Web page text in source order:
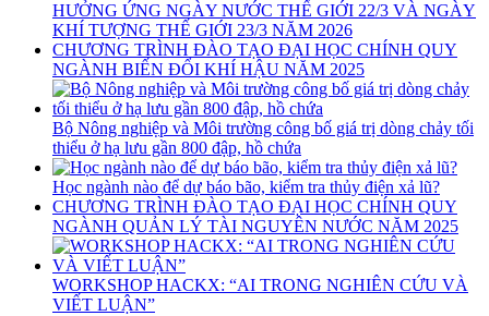
HƯỞNG ỨNG NGÀY NƯỚC THẾ GIỚI 22/3 VÀ NGÀY
KHÍ TƯỢNG THẾ GIỚI 23/3 NĂM 2026
CHƯƠNG TRÌNH ĐÀO TẠO ĐẠI HỌC CHÍNH QUY
NGÀNH BIẾN ĐỔI KHÍ HẬU NĂM 2025
Bộ Nông nghiệp và Môi trường công bố giá trị dòng chảy tối
thiểu ở hạ lưu gần 800 đập, hồ chứa
Học ngành nào để dự báo bão, kiểm tra thủy điện xả lũ?
CHƯƠNG TRÌNH ĐÀO TẠO ĐẠI HỌC CHÍNH QUY
NGÀNH QUẢN LÝ TÀI NGUYÊN NƯỚC NĂM 2025
WORKSHOP HACKX: “AI TRONG NGHIÊN CỨU VÀ
VIẾT LUẬN”